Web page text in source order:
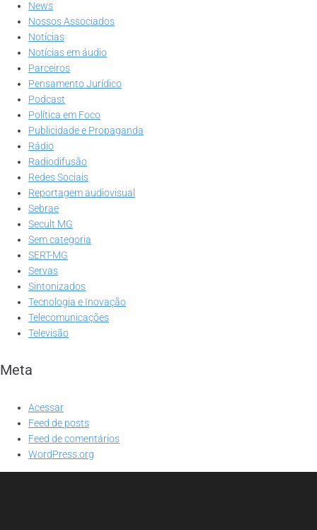
News
Nossos Associados
Notícias
Notícias em áudio
Parceiros
Pensamento Jurídico
Podcast
Política em Foco
Publicidade e Propaganda
Rádio
Radiodifusão
Redes Sociais
Reportagem audiovisual
Sebrae
Secult MG
Sem categoria
SERT-MG
Servas
Sintonizados
Tecnologia e Inovação
Telecomunicações
Televisão
Meta
Acessar
Feed de posts
Feed de comentários
WordPress.org